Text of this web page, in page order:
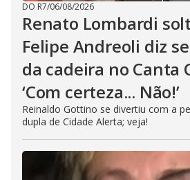
DO R7/06/08/2026
Renato Lombardi
Felipe Andreoli diz
da cadeira no Canta
‘Com certeza... Não!’
Reinaldo Gottino se divertiu com a
dupla de Cidade Alerta; veja!